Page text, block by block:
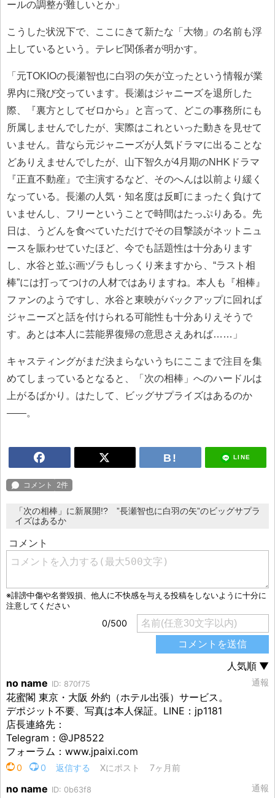
ールの調整が難しいとか」
こうした状況下で、ここにきて新たな「大物」の名前も浮
上しているという。テレビ関係者が明かす。
「元TOKIOの長瀬智也に白羽の矢が立ったという情報が業
界内に飛び交っています。長瀬はジャニーズを退所した
際、『裏方としてゼロから』と言って、どこの事務所にも
所属しませんでしたが、実際はこれといった動きを見せて
いません。昔なら元ジャニーズが人気ドラマに出ることな
どありえませんでしたが、山下智久が4月期のNHKドラマ
『正直不動産』で主演するなど、そのへんは以前より緩く
なっている。長瀬の人気・知名度は反町にまったく負けて
いませんし、フリーということで時間はたっぷりある。先
日は、うどんを食べていただけでその目撃談がネットニュ
ースを賑わせていたほど、今でも話題性は十分あります
し、水谷と並ぶ画ヅラもしっくり来ますから、“ラスト相
棒”には打ってつけの人材ではありますね。本人も『相棒』
ファンのようですし、水谷と東映がバックアップに回れば
ジャニーズと話を付けられる可能性も十分ありえそうで
す。あとは本人に芸能界復帰の意思さえあれば……」
キャスティングがまだ決まらないうちにここまで注目を集
めてしまっているとなると、「次の相棒」へのハードルは
上がるばかり。はたして、ビッグサプライズはあるのか
――。
LINE
「次の相棒」に新展開!? ”長瀬智也に白羽の矢”のビッグサプラ
イズはあるか